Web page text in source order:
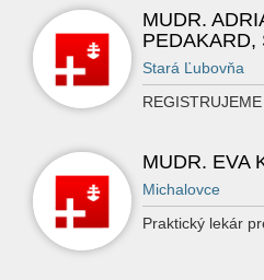
MUDR.
PEDAKARD,
Stará Ľubovňa
MUDR. EVA
Michalovce
Praktický lekár